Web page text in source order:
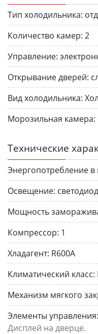
Тип холодильника:
Количество камер: 2
Управление:
Открывание дверей:
Вид холодильника:
Морозильная камера:
Технические
Энергопотребление в
Освещение:
Мощность
Компрессор: 1
Хладагент: R600A
Климатический класс:
Механизм мягкого
Элементы управления:
Дисплей на дверце.